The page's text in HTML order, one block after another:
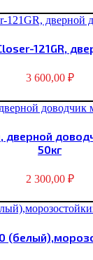
121GR,
3 600,00 ₽
дверной
50кг
2 300,00 ₽